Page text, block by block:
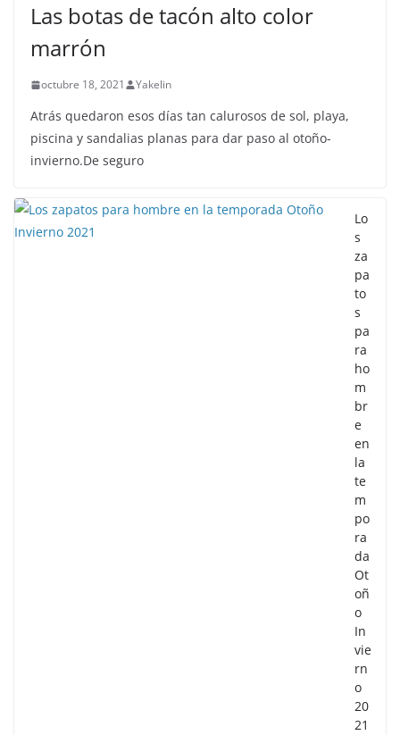
Las botas de tacón alto color
marrón
octubre 18, 2021 Yakelin
Atrás quedaron esos días tan calurosos de sol, playa,
piscina y sandalias planas para dar paso al otoño-
invierno.De seguro
Lo
s
za
pa
to
s
pa
ra
ho
m
br
e
en
la
te
m
po
ra
da
Ot
oñ
o
In
vie
rn
o
20
21